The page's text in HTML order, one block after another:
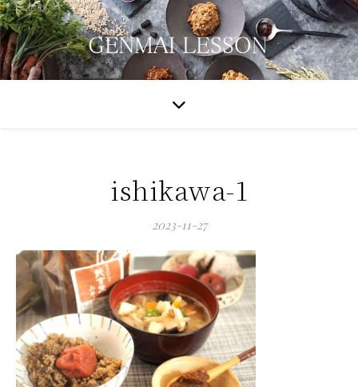
ishikawa-1
2023-11-27